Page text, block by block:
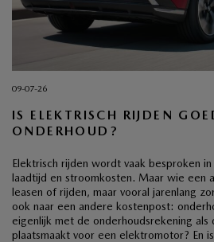
09-07-26
IS ELEKTRISCH RIJDEN
ONDERHOUD?
Elektrisch rijden wordt vaak besproken
laadtijd en stroomkosten. Maar wie een
leasen of rijden, maar vooral jarenlang
ook naar een andere kostenpost:
eigenlijk met de onderhoudsrekening als
plaatsmaakt voor een elektromotor? En